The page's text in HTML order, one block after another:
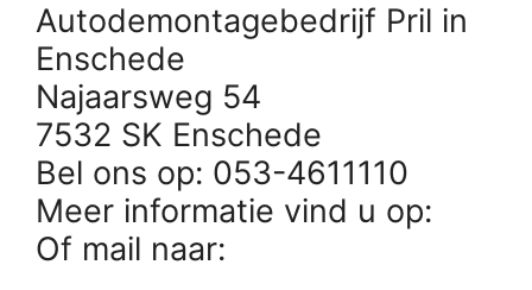
Autodemontagebedrijf Pril in
Enschede
Najaarsweg 54
7532 SK Enschede
Bel ons op: 053-4611110
Meer informatie vind u op:
Of mail naar: